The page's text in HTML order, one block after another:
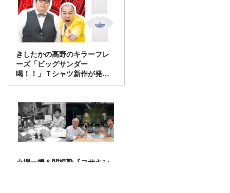
きしたかの高野のキラーフレ
ーズ「ビッグサンダー
喝！！」Ｔシャツ新作が発売
決定！
小堺一機＆関根勤『コサキン